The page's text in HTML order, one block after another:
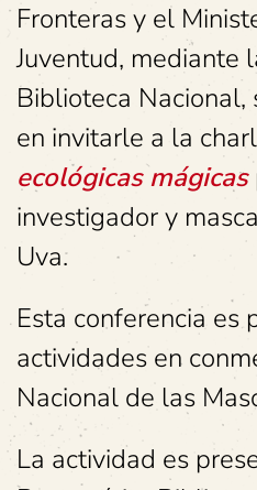
Fronteras y el
Juventud, mediante
Biblioteca Nacional,
en invitarle a la
ecológicas mágicas
investigador y
Uva.
Esta conferencia es
actividades en
Nacional de las
La actividad es